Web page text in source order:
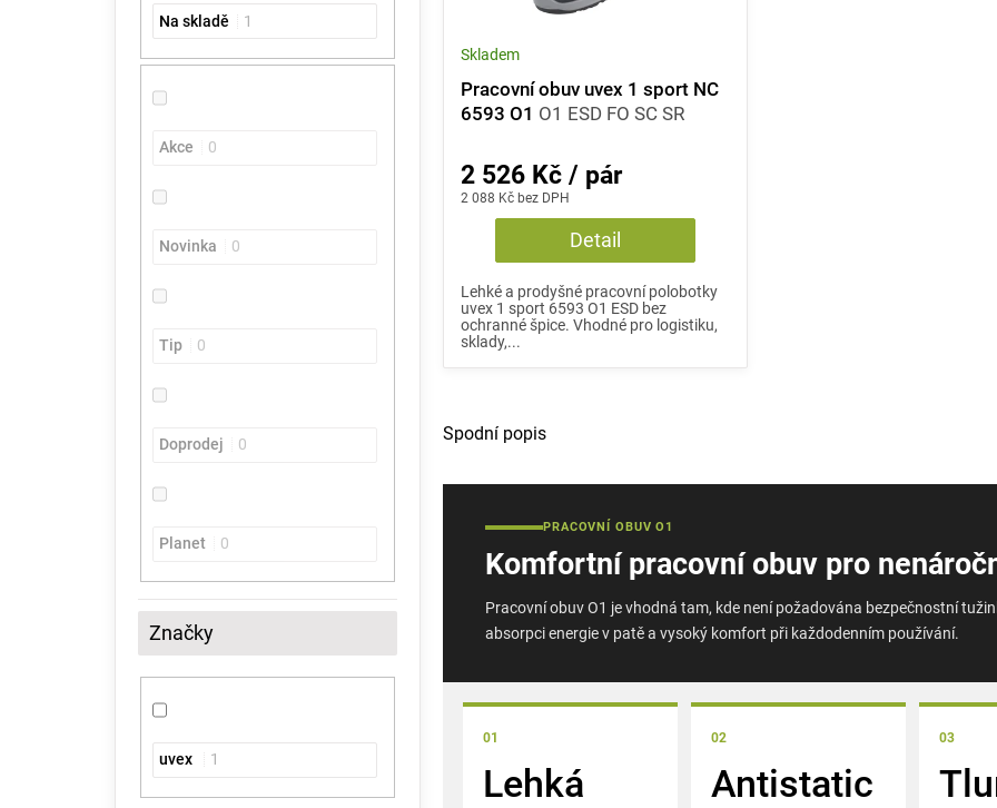
Na skladě 1
Akce 0
Novinka 0
Tip 0
Doprodej 0
Planet 0
Značky
uvex 1
Pracovní obuv uvex 1 sport NC
6593 O1 O1 ESD FO SC SR
Skladem
2 088 Kč bez DPH
2 526 Kč / pár
Detail
Lehké a prodyšné pracovní polobotky
uvex 1 sport 6593 O1 ESD bez
ochranné špice. Vhodné pro logistiku,
sklady,...
l
d
a
í
Spodní popis
PRACOVNÍ OBUV O1
Komfortní pracovní obuv pro
Pracovní obuv O1 je vhodná tam, kde není požadována bezpečnostní
absorpci energie v patě a vysoký komfort při každodenním používání.
01
Lehká
02
Antistatic
03